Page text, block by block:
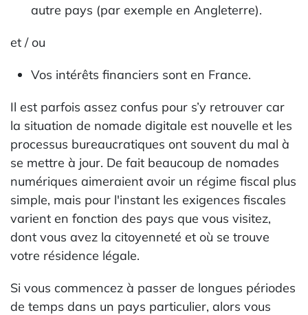
autre pays (par exemple en Angleterre).
et / ou
Vos intérêts financiers sont en France.
Il est parfois assez confus pour s’y retrouver car
la situation de nomade digitale est nouvelle et les
processus bureaucratiques ont souvent du mal à
se mettre à jour. De fait beaucoup de nomades
numériques aimeraient avoir un régime fiscal plus
simple, mais pour l'instant les exigences fiscales
varient en fonction des pays que vous visitez,
dont vous avez la citoyenneté et où se trouve
votre résidence légale.
Si vous commencez à passer de longues périodes
de temps dans un pays particulier, alors vous